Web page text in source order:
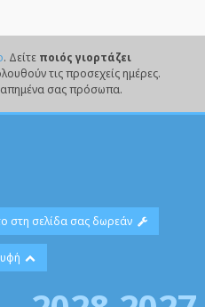
. Δείτε ποιός γιορτάζει
τις προσεχείς ημέρες.
σας πρόσωπα.
στη σελίδα σας δωρεάν